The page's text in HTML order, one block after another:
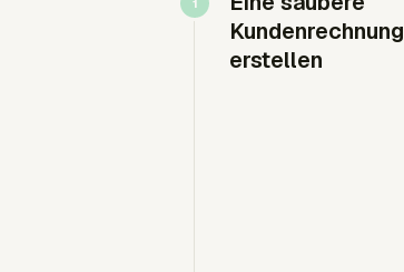
Kundenrechnung
erstellen